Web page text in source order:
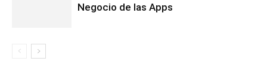
Negocio de las Apps